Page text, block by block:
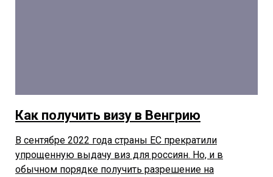
Как получить визу в Венгрию
В сентябре 2022 года страны ЕС прекратили
упрощенную выдачу виз для россиян. Но, и в
обычном порядке получить разрешение на